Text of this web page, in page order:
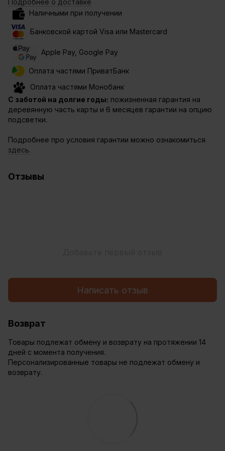
Наличными при получении
Банковской картой Visa или Mastercard
Apple Pay, Google Pay
Оплата частями ПриватБанк
Оплата частями Монобанк
С заботой на долгие годы: пожизненная гарантия на
деревянную часть карты и 6 месяцев гарантии на опцию
подсветки.
Подробнее про условия гарантии можно ознакомиться
здесь.
Отзывы
Написать отзыв
Возврат
Товары подлежат обмену и возврату на протяжении 14
дней с момента получения.
Персонализированные товары не подлежат обмену и
возврату.